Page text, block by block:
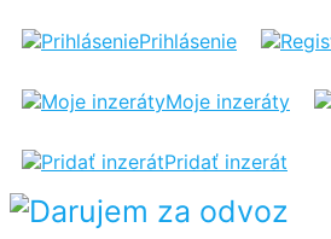
Prihlásenie
Moje inzeráty
Pridať inzerát